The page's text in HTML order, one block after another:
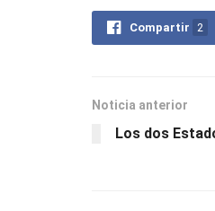
Compartir 2
Noticia anterior
Los dos